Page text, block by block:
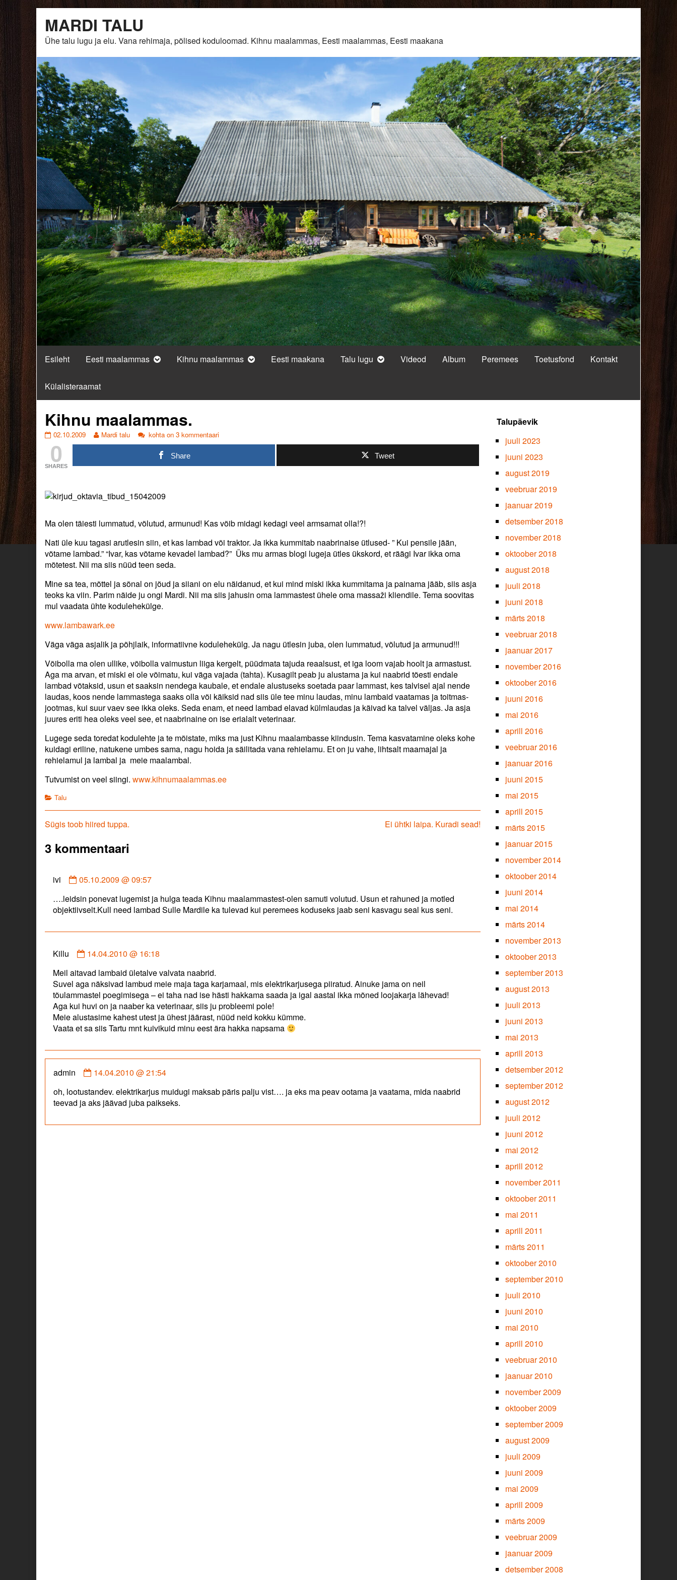
content
MARDI TALU
Ühe talu lugu ja elu. Vana rehimaja, põlised koduloomad. Kihnu maalammas, Eesti maalammas, Eesti maakana
Esileht Eesti maalammas Kihnu maalammas Eesti maakana Talu lugu Videod Album Peremees Toetusfond Kontakt
Külalisteraamat
Kihnu maalammas.
Kihnu
maalammas.
published
on
02.10.2009
Read
more
Kihnu
Mardi talu
Kihnu
maalammas.
kohta on 3 kommentaari
0
SHARES
Share Tweet
Ma olen täiesti lummatud, võlutud, armunud! Kas võib midagi kedagi veel armsamat olla!?!
Nati üle kuu tagasi arutlesin siin, et kas lambad või traktor. Ja ikka kummitab naabrinaise ütlused- ” Kui pensile jään,
võtame lambad.” “Ivar, kas võtame kevadel lambad?” Üks mu armas blogi lugeja ütles ükskord, et räägi Ivar ikka oma
mõtetest. Nii ma siis nüüd teen seda.
Mine sa tea, mõttel ja sõnal on jõud ja siiani on elu näidanud, et kui mind miski ikka kummitama ja painama jääb, siis asja
teoks ka viin. Parim näide ju ongi Mardi. Nii ma siis jahusin oma lammastest ühele oma massaži kliendile. Tema soovitas
mul vaadata ühte kodulehekülge.
www.lambawark.ee
Väga väga asjalik ja põhjlaik, informatiivne kodulehekülg. Ja nagu ütlesin juba, olen lummatud, võlutud ja armunud!!!
Võibolla ma olen ullike, võibolla vaimustun liiga kergelt, püüdmata tajuda reaalsust, et iga loom vajab hoolt ja armastust.
Aga ma arvan, et miski ei ole võimatu, kui väga vajada (tahta). Kusagilt peab ju alustama ja kui naabrid tõesti endale
lambad võtaksid, usun et saaksin nendega kaubale, et endale alustuseks soetada paar lammast, kes talvisel ajal nende
laudas, koos nende lammastega saaks olla või käiksid nad siis üle tee minu laudas, minu lambaid vaatamas ja toitmas-
jootmas, kui suur vaev see ikka oleks. Seda enam, et need lambad elavad külmlaudas ja käivad ka talvel väljas. Ja asja
juures eriti hea oleks veel see, et naabrinaine on ise erialalt veterinaar.
Lugege seda toredat kodulehte ja te mõistate, miks ma just Kihnu maalambasse kiindusin. Tema kasvatamine oleks kohe
kuidagi eriline, natukene umbes sama, nagu hoida ja säilitada vana rehielamu. Et on ju vahe, lihtsalt maamajal ja
rehielamul ja lambal ja meie maalambal.
Tutvumist on veel siingi. www.kihnumaalammas.ee
Categories
Talu
Navigeerimine
Previous
Sügis toob hiired tuppa.
Next
Ei ühtki laipa. Kuradi sead!
3 kommentaari
ivi
Comment
ivi
published
05.10.2009 @ 09:57
….leidsin ponevat lugemist ja hulga teada Kihnu maalammastest-olen samuti volutud. Usun et rahuned ja motled
objektiivselt.Kull need lambad Sulle Mardile ka tulevad kui peremees koduseks jaab seni kasvagu seal kus seni.
Killu
Comment
Killu
published
on
14.04.2010 @ 16:18
Meil aitavad lambaid ületalve valvata naabrid.
Suvel aga näksivad lambud meie maja taga karjamaal, mis elektrikarjusega piiratud. Ainuke jama on neil
tõulammastel poegimisega – ei taha nad ise hästi hakkama saada ja igal aastal ikka mõned loojakarja lähevad!
Aga kui huvi on ja naaber ka veterinaar, siis ju probleemi pole!
Meie alustasime kahest utest ja ühest jäärast, nüüd neid kokku kümme.
Vaata et sa siis Tartu mnt kuivikuid minu eest ära hakka napsama
admin
Comment
admin
published
14.04.2010 @ 21:54
oh, lootustandev. elektrikarjus muidugi maksab päris palju vist…. ja eks ma peav ootama ja vaatama, mida naabrid
teevad ja aks jäävad juba paikseks.
Primary
Sidebar
Talupäevik
juuli 2023
juuni 2023
august 2019
veebruar 2019
jaanuar 2019
detsember 2018
november 2018
oktoober 2018
august 2018
juuli 2018
juuni 2018
märts 2018
veebruar 2018
jaanuar 2017
november 2016
oktoober 2016
juuni 2016
mai 2016
aprill 2016
veebruar 2016
jaanuar 2016
juuni 2015
mai 2015
aprill 2015
märts 2015
jaanuar 2015
november 2014
oktoober 2014
juuni 2014
mai 2014
märts 2014
november 2013
oktoober 2013
september 2013
august 2013
juuli 2013
juuni 2013
mai 2013
aprill 2013
detsember 2012
september 2012
august 2012
juuli 2012
juuni 2012
mai 2012
aprill 2012
november 2011
oktoober 2011
mai 2011
aprill 2011
märts 2011
oktoober 2010
september 2010
juuli 2010
juuni 2010
mai 2010
aprill 2010
veebruar 2010
jaanuar 2010
november 2009
oktoober 2009
september 2009
august 2009
juuli 2009
juuni 2009
mai 2009
aprill 2009
märts 2009
veebruar 2009
jaanuar 2009
detsember 2008